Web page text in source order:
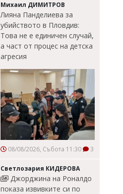
Михаил ДИМИТРОВ
Лияна Панделиева за
убийството в Пловдив:
Това не е единичен случай,
а част от процес на детска
агресия
08/08/2026, Събота 11:30 3
Светлозария КИДЕРОВА
Джорджина на Роналдо
показа извивките си по